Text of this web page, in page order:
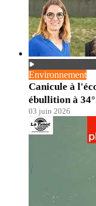
Environnement
Canicule à
ébullition à
03 juin 2026